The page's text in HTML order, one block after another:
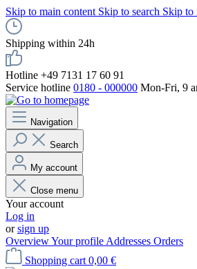
Skip to main content Skip to search Skip to
Shipping within 24h
Hotline +49 7131 17 60 91
Service hotline 0180 - 000000 Mon-Fri, 9
Navigation
Search
My account
Close menu
Your account
Log in
orsign up
OverviewYour profile Addresses Orders
Shopping cart 0,00 €